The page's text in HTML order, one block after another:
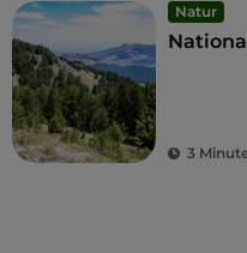
Natur
3